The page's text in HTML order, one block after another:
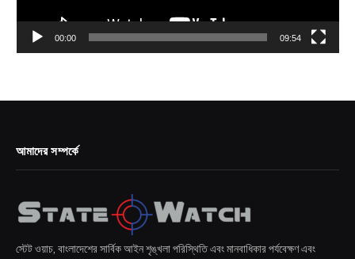
00:00 09:54
আমাদের সম্পর্কে
স্টেট ওয়াচ, বাংলাদেশের সার্বিক আইন শৃঙ্খলা পরিস্থিতি এবং মানবাধিকার পর্যবেক্ষণ এবং